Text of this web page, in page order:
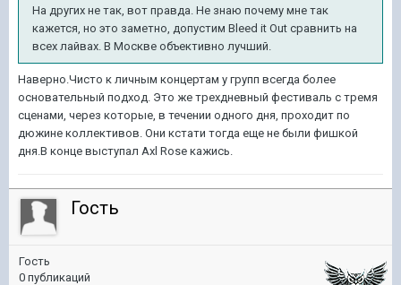
На других не так, вот правда. Не знаю почему мне так
кажется, но это заметно, допустим Bleed it Out сравнить на
всех лайвах. В Москве объективно лучший.
Наверно.Чисто к личным концертам у групп всегда более
основательный подход. Это же трехдневный фестиваль с тремя
сценами, через которые, в течении одного дня, проходит по
дюжине коллективов. Они кстати тогда еще не были фишкой
дня.В конце выступал Axl Rose кажись.
Гость
Гость
0 публикаций